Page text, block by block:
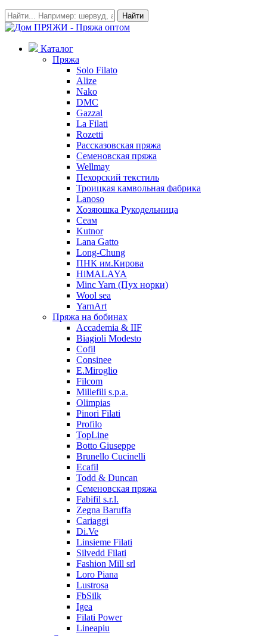
Найти
Каталог
Пряжа
Solo Filato
Alize
Nako
DMC
Gazzal
La Filati
Rozetti
Рассказовская пряжа
Семеновская пряжа
Wellmay
Пехорский текстиль
Троицкая камвольная фабрика
Lanoso
Хозяюшка Рукодельница
Сеам
Kutnor
Lana Gatto
Long-Chung
ПНК им.Кирова
HiMALAYA
Minc Yarn (Пух норки)
Wool sea
YarnArt
Пряжа на бобинах
Accademia & IIF
Biagioli Modesto
Cofil
Consinee
E.Miroglio
Filcom
Millefili s.p.a.
Olimpias
Pinori Filati
Profilo
TopLine
Botto Giuseppe
Brunello Cucinelli
Ecafil
Todd & Duncan
Семеновская пряжа
Fabifil s.r.l.
Zegna Baruffa
Cariaggi
Di.Ve
Linsieme Filati
Silvedd Filati
Fashion Mill srl
Loro Piana
Lustrosa
FbSilk
Igea
Filati Power
Lineapiu